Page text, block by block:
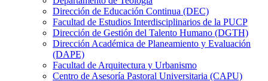
Dirección de Educación Continua (DEC)
Facultad de Estudios Interdisciplinarios de la PUCP
Dirección de Gestión del Talento Humano (DGTH)
Dirección Académica de Planeamiento y Evaluación
(DAPE)
Facultad de Arquitectura y Urbanismo
Centro de Asesoría Pastoral Universitaria (CAPU)